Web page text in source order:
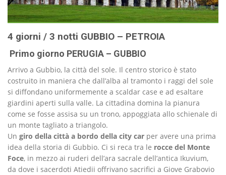
4 giorni / 3 notti GUBBIO – PETROIA
Primo giorno PERUGIA – GUBBIO
Arrivo a Gubbio, la città del sole. Il centro storico è stato
costruito in maniera che dall’alba al tramonto i raggi del sole
si diffondano uniformemente a scaldar case e ad esaltare
giardini aperti sulla valle. La cittadina domina la pianura
come se fosse assisa su un trono, appoggiata allo schienale di
un monte tagliato a triangolo.
Un giro della città a bordo della city car per avere una prima
idea della storia di Gubbio. Ci si reca tra le rocce del Monte
Foce, in mezzo ai ruderi dell’ara sacrale dell’antica Ikuvium,
da dove i sacerdoti Atiedii offrivano sacrifici a Giove Grabovio